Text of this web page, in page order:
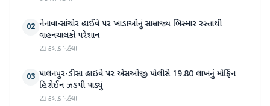
02 નેનાવા-સાંચોર હાઈવે પર ખાડાઓનું સામ્રાજ્ય બિસ્માર રસ્તાથી
વાહનચાલકો પરેશાન
23 કલાક પહેલા
03 પાલનપુર-ડીસા હાઇવે પર એસઓજી પોલીસે 19.80 લાખનું મોર્ફિન
હિરોઈન ઝડપી પાડ્યું
23 કલાક પહેલા